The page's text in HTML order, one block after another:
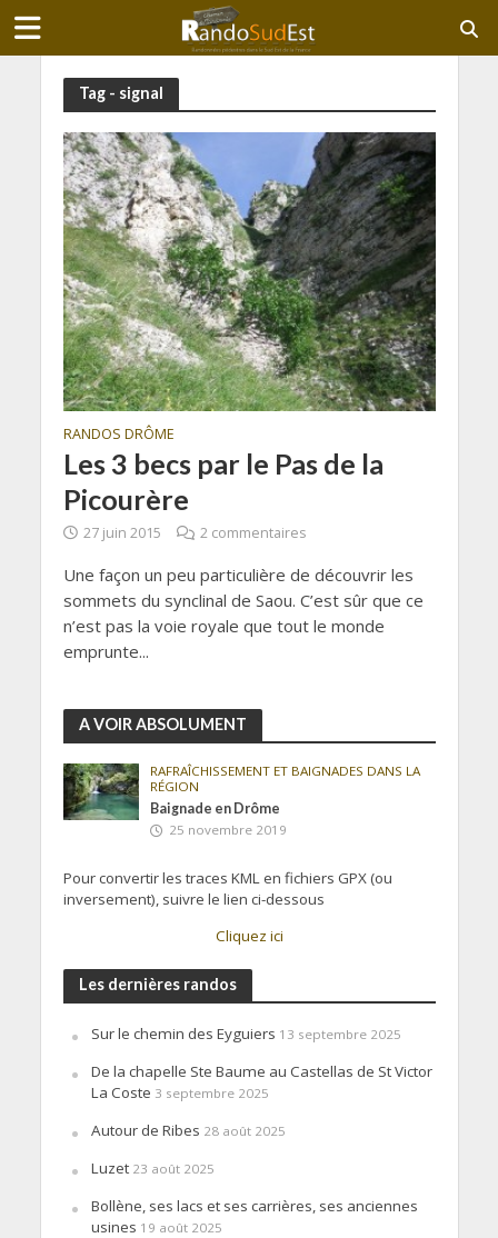
Tag - signal
RANDOS DRÔME
Les 3 becs par le Pas de la
Picourère
27 juin 2015 2 commentaires
Une façon un peu particulière de découvrir les
sommets du synclinal de Saou. C’est sûr que ce
n’est pas la voie royale que tout le monde
emprunte...
A VOIR ABSOLUMENT
RAFRAÎCHISSEMENT ET BAIGNADES DANS LA
RÉGION
Baignade en Drôme
25 novembre 2019
Pour convertir les traces KML en fichiers GPX (ou
inversement), suivre le lien ci-dessous
Cliquez ici
Les dernières randos
Sur le chemin des Eyguiers 13 septembre 2025
De la chapelle Ste Baume au Castellas de St Victor
La Coste 3 septembre 2025
Autour de Ribes 28 août 2025
Luzet 23 août 2025
Bollène, ses lacs et ses carrières, ses anciennes
usines 19 août 2025